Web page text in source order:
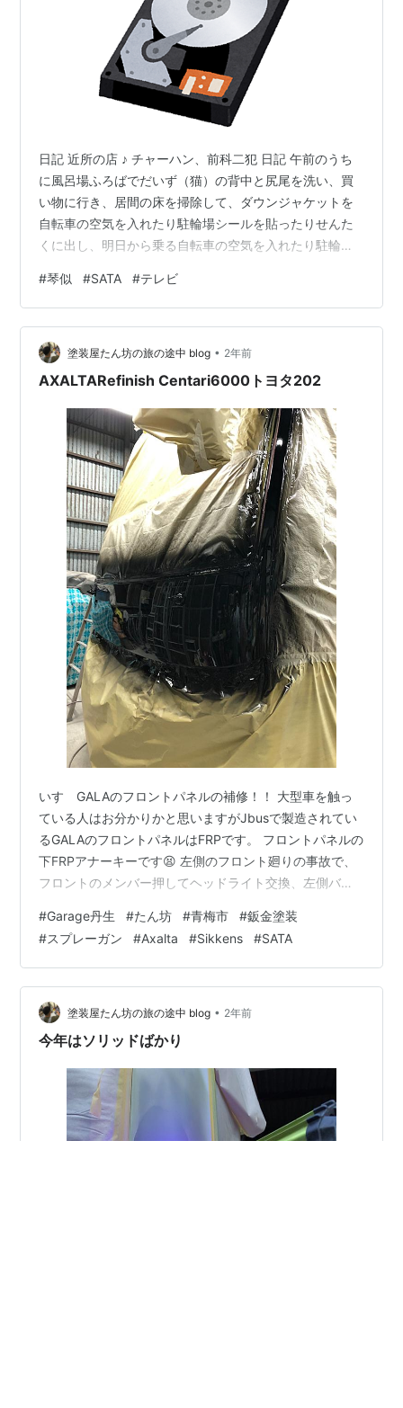
日記 近所の店 ♪ チャーハン、前科二犯 日記 午前のうち
に風呂場ふろばでだいず（猫）の背中と尻尾を洗い、買
い物に行き、居間の床を掃除して、ダウンジャケットを
自転車の空気を入れたり駐輪場シールを貼ったりせんた
くに出し、明日から乗る自転車の空気を入れたり駐輪場
しだ。 "ハードディスク"（出典：いらすとや） ２～３ヶ
月前に買った SATA ハードディスクを USB で接続するた
めのアダプタが見つからない。部屋のあちこちを探って
みたが出てくる気配もない。代わりに IDE という古い規
格のハードディスク用の接続アダプタが２つ出てきた。
#琴似 #SATA #テレビ
塗装屋たん坊の旅の途中 blog • 2年前
AXALTARefinish Centari6000トヨタ202
いすゞGALAのフロントパネルの補修！！ 大型車を触っ
ている人はお分かりかと思いますがJbusで製造されてい
るGALAのフロントパネルはFRPです。 フロントパネルの
下FRPアナーキーです😫 左側のフロント廻りの事故で、
フロントのメンバー押してヘッドライト交換、左側バン
トパネル左側下部が割れてFRP修理‼️ バンパーやメンバー
の部品がなかなか来ないので先に本体から塗装していき
ました。 飛び石もついでに拾って😉 Centari6000、トヨ
タ202‼️ ベースコート: BK220 10%希釈 シンナー05N希
釈30% ベースコート2回決め！！ ベ…
#Garage丹生 #たん坊 #青梅市 #鈑金塗装
#スプレーガン #Axalta #Sikkens #SATA
塗装屋たん坊の旅の途中 blog • 2年前
今年はソリッドばかり